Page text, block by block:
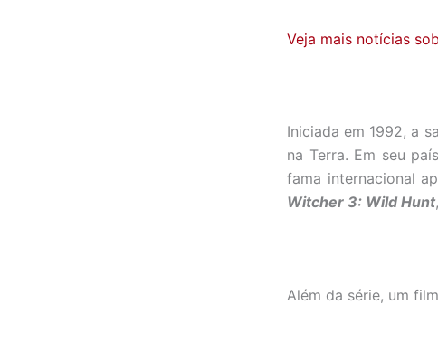
Veja mais notícias
Iniciada em 1992, a
na Terra. Em seu
fama internacional
Witcher 3: Wild Hunt
Além da série, um